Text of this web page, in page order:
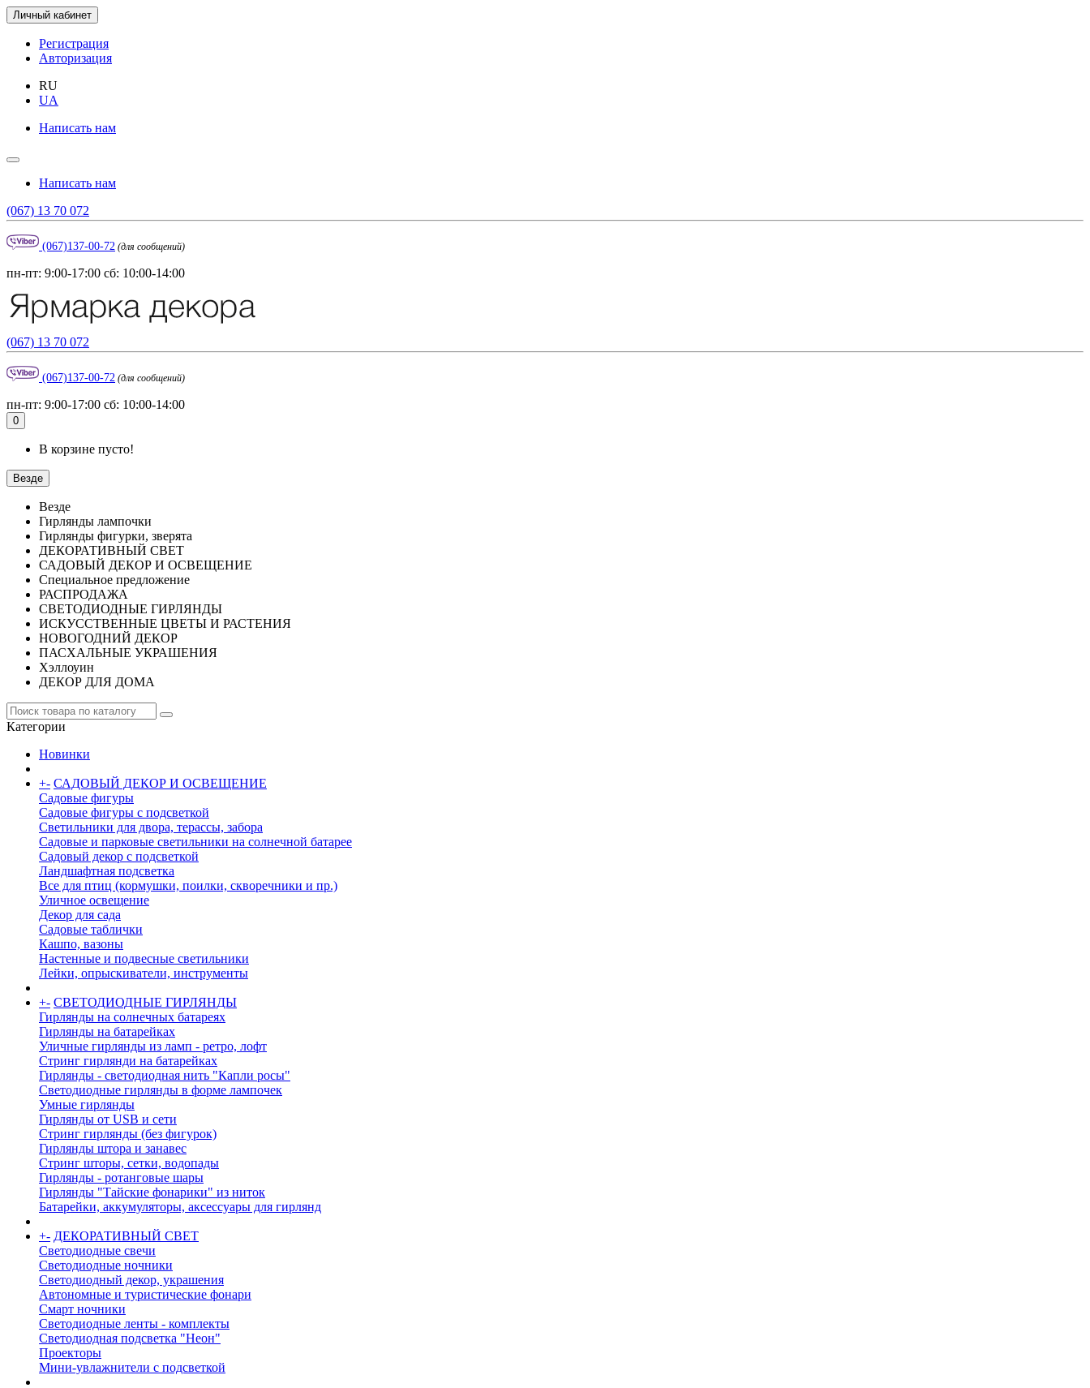
Личный кабинет
Регистрация
Авторизация
RU
UA
Написать нам
Написать нам
(067) 13 70 072
(067)137-00-72 (для сообщений)
пн-пт: 9:00-17:00 сб: 10:00-14:00
(067) 13 70 072
(067)137-00-72 (для сообщений)
пн-пт: 9:00-17:00 сб: 10:00-14:00
0
В корзине пусто!
Везде
Везде
Гирлянды лампочки
Гирлянды фигурки, зверята
ДЕКОРАТИВНЫЙ СВЕТ
САДОВЫЙ ДЕКОР И ОСВЕЩЕНИЕ
Специальное предложение
РАСПРОДАЖА
СВЕТОДИОДНЫЕ ГИРЛЯНДЫ
ИСКУССТВЕННЫЕ ЦВЕТЫ И РАСТЕНИЯ
НОВОГОДНИЙ ДЕКОР
ПАСХАЛЬНЫЕ УКРАШЕНИЯ
Хэллоуин
ДЕКОР ДЛЯ ДОМА
Категории
Новинки
+- САДОВЫЙ ДЕКОР И ОСВЕЩЕНИЕ
Садовые фигуры
Садовые фигуры с подсветкой
Светильники для двора, терассы, забора
Садовые и парковые светильники на солнечной батарее
Садовый декор с подсветкой
Ландшафтная подсветка
Все для птиц (кормушки, поилки, скворечники и пр.)
Уличное освещение
Декор для сада
Садовые таблички
Кашпо, вазоны
Настенные и подвесные светильники
Лейки, опрыскиватели, инструменты
+- СВЕТОДИОДНЫЕ ГИРЛЯНДЫ
Гирлянды на солнечных батареях
Гирлянды на батарейках
Уличные гирлянды из ламп - ретро, лофт
Стринг гирлянди на батарейках
Гирлянды - светодиодная нить "Капли росы"
Светодиодные гирлянды в форме лампочек
Умные гирлянды
Гирлянды от USB и сети
Стринг гирлянды (без фигурок)
Гирлянды штора и занавес
Стринг шторы, сетки, водопады
Гирлянды - ротанговые шары
Гирлянды "Тайские фонарики" из ниток
Батарейки, аккумуляторы, аксессуары для гирлянд
+- ДЕКОРАТИВНЫЙ СВЕТ
Светодиодные свечи
Светодиодные ночники
Светодиодный декор, украшения
Автономные и туристические фонари
Смарт ночники
Светодиодные ленты - комплекты
Светодиодная подсветка "Неон"
Проекторы
Мини-увлажнители с подсветкой